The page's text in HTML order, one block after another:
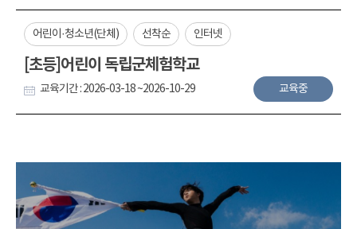
어린이·청소년(단체) 선착순 인터넷
[초등]어린이 독립군체험학교
교육기간 : 2026-03-18 ~2026-10-29 교육중